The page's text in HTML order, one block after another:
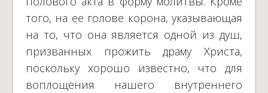
того, на ее голове корона, указывающая
на то, что она является одной из душ,
призванных прожить драму Христа,
поскольку хорошо известно, что для
воплощения нашего внутреннего